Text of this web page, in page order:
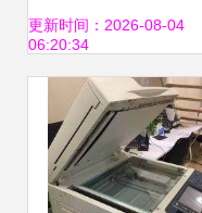
备为您带来高效办
公体验
更新时间：2026-08-04
06:20:34